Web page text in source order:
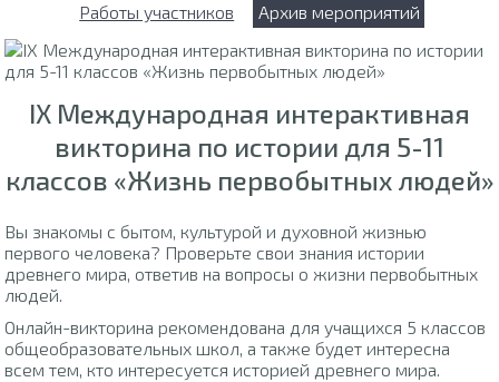
Работы участников
Архив мероприятий
IX Международная интерактивная
викторина по истории для 5-11
классов «Жизнь первобытных людей»
Вы знакомы с бытом, культурой и духовной жизнью
первого человека? Проверьте свои знания истории
древнего мира, ответив на вопросы о жизни первобытных
людей.
Онлайн-викторина рекомендована для учащихся 5 классов
общеобразовательных школ, а также будет интересна
всем тем, кто интересуется историей древнего мира.